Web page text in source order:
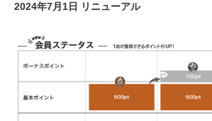
2024年7月1日 リニューアル